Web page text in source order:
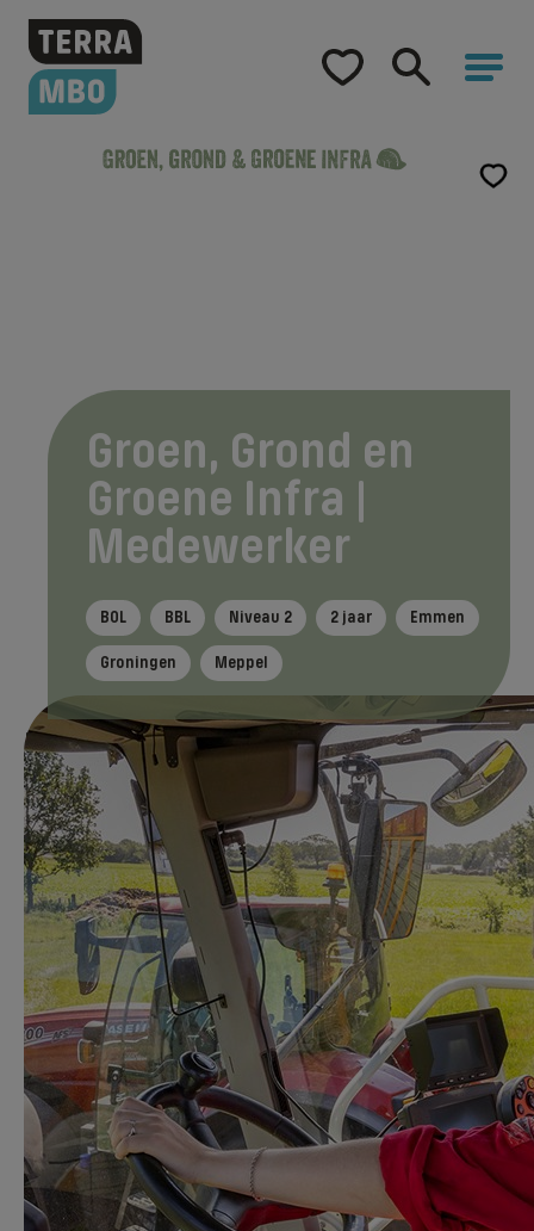
Home
Groen, Grond en
Groene Infra |
Medewerker
BOL BBL Niveau 2 2 jaar Emmen
Groningen Meppel
In het kort Tijdens je opleiding Na je
Direct aanmelden
Het mooie aan deze opleiding is dat je er
verschillende kanten mee op kan,
afhankelijk van wat jij wilt. Agrarisch
loonwerk, cultuurtechnisch werk of infra, jij
kiest. Je leert tijdens deze opleiding hoe je
allerlei werkzaamheden uitvoert in de
buitenlucht. Daarvoor gebruik je